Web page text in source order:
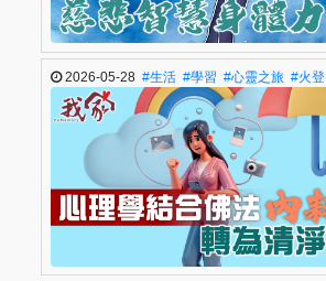
2026-05-28 #生活 #學習 #心靈之旅 #火登